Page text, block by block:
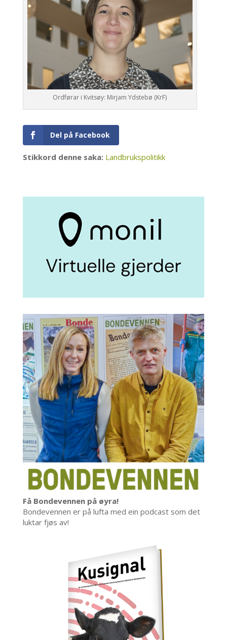
Ordførar i Kvitsøy: Mirjam Ydstebø (KrF)
Del på Facebook
Stikkord denne saka: Landbrukspolitikk
Få Bondevennen på øyra!
Bondevennen er på lufta med ein podcast som det
luktar fjøs av!